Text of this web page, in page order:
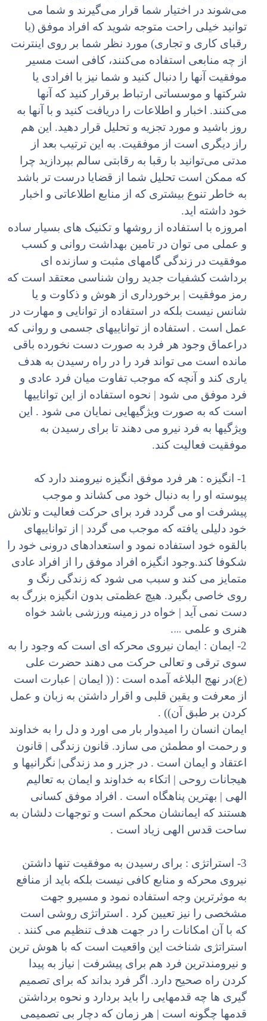
می‌شوند در اختیار شما قرار می‌گیرند و شما می
توانید خیلی راحت متوجه شوید که افراد موفق (یا
رقبای کاری و تجاری) مورد نظر شما بر روی اینترنت
از چه منابعی استفاده می‌کنند، کافی است مسیر
موفقیت آنها را دنبال کنید و شما نیز با افرادی یا
شرکتها و موسساتی ارتباط برقرار کنید که آنها
می‌کنند. اخبار و اطلاعات را دریافت کنید و با آنها به
روز باشید و مورد تجزیه و تحلیل قرار دهید. این هم
راز دیگری است از موفقیت. به این ترتیب بعد از
مدتی می‌توانید با رقبا به رقابتی سالم بپردازید چرا
که ممکن است تحلیل شما از قضایا درست تر باشد
به خاطر تنوع بیشتری که از منابع اطلاعاتی و اخبار
خود داشته اید.
امروزه با استفاده از روشها و تکنیک های بسیار ساده
و عملی می توان در تامین بهداشت روانی و کسب
موفقیت در زندگی گامهای مثبت و سازنده ای
برداشت کشفیات جدید روان شناسی معتقد است که
رمز موفقیت | برخورداری از هوش و ذکاوت و یا
شانس نیست بلکه در استفاده از توانایی و مهارت در
عمل است . استفاده از تواناییهای جسمی و روانی که
دراعماق وجود هر فرد به صورت دست نخورده باقی
مانده است می تواند فرد را در راه رسیدن به هدف
یاری کند و آنچه که موجب تفاوت میان فرد عادی و
فرد موفق می شود | نحوه استفاده از این تواناییها
است که به صورت ویژگیهایی نمایان می شود . این
ویژگیها به فرد نیرو می دهند تا برای رسیدن به
موفقیت فعالیت کند.
1- انگیزه : هر فرد موفق انگیزه نیرومند دارد که
پیوسته او را به دنبال خود می کشاند و موجب
پیشرفت او می گردد فرد برای حرکت فعالیت و تلاش
خود دلیلی یافته که موجب می گردد | از تواناییهای
بالقوه خود استفاده نمود و استعدادهای درونی خود را
شکوفا کند.وجود انگیزه افراد موفق را از افراد عادی
متمایز می کند و سبب می شود که زندگی رنگ و
روی خاصی بگیرد. هیچ عظمتی بدون انگیزه بزرگ به
دست نمی آید | خواه در زمینه ورزشی باشد خواه
هنری و علمی …
.
2- ایمان : ایمان نیروی محرکه ای است که وجود را به
سوی ترقی و تعالی حرکت می دهند حضرت علی
(ع)در نهج البلاغه آمده است : (( ایمان | عبارت است
از معرفت و یقین قلبی و اقرار داشتن به زبان و عمل
کردن بر طبق آن)) .
ایمان انسان را امیدوار بار می اورد و دل را به خداوند
و رحمت او مطمئن می سازد. قانون زندگی | قانون
اعتقاد و ایمان است . در جزر و مد زندگی| نگرانیها و
هیجانات روحی | اتکاء به خداوند و ایمان به تعالیم
الهی | بهترین پناهگاه است . افراد موفق کسانی
هستند که ایمانشان محکم است و توجهات دلشان به
ساحت قدس الهی زیاد است .
3- استراتژی : برای رسیدن به موفقیت تنها داشتن
نیروی محرکه و منابع کافی نیست بلکه باید از منافع
به موثرترین وجه استفاده نمود و مسیرو جهت
مشخصی را نیز تعیین کرد . استراتژی روشی است
که با آن امکانات را در جهت هدف تنظیم می کنند .
استراتژی شناخت این واقعیت است که با هوش ترین
و نیرومندترین فرد هم برای پیشرفت | نیاز به پیدا
کردن راه صحیح دارد. اگر فرد بداند که برای تصمیم
گیری ها چه قدمهایی را باید بردارد و نحوه برداشتن
قدمها چگونه است | هر زمان که دچار بی تصمیمی